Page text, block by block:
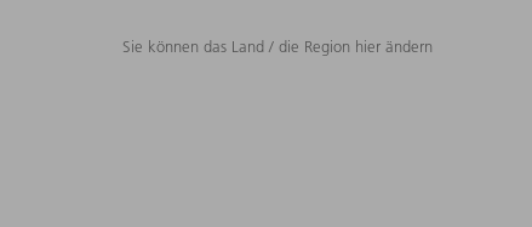
Sie können das Land / die Region hier ändern